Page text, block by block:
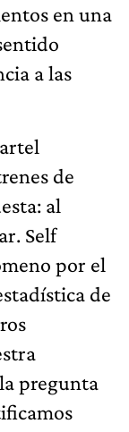
en una
a las
de
al
Self
por el
de
pregunta